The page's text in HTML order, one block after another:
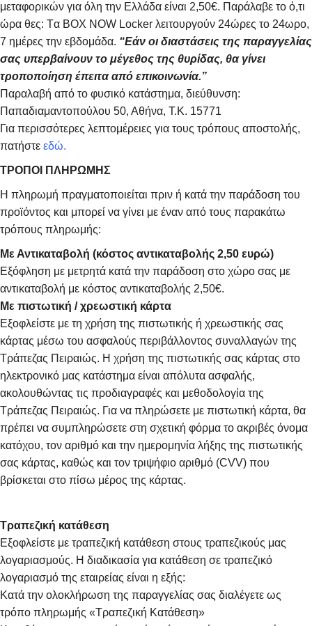
μεταφορικών για όλη την Ελλάδα είναι 2,50€. Παράλαβε το ό,τι
ώρα θες: Tα ΒΟΧ ΝΟW Locker λειτουργούν 24ώρες το 24ωρο,
7 ημέρες την εβδομάδα. “Εάν οι διαστάσεις της παραγγελίας
σας υπερβαίνουν το μέγεθος της θυρίδας, θα γίνει
τροποποίηση έπειτα από επικοινωνία.”
Παραλαβή από το φυσικό κατάστημα, διεύθυνση:
Παπαδιαμαντοπούλου 50, Αθήνα, Τ.Κ. 15771
Για περισσότερες λεπτομέρειες για τους τρόπους αποστολής,
πατήστε εδώ.
ΤΡΟΠΟΙ ΠΛΗΡΩΜΗΣ
Η πληρωμή πραγματοποιείται πριν ή κατά την παράδοση του
προϊόντος και μπορεί να γίνει με έναν από τους παρακάτω
τρόπους πληρωμής:
Με Αντικαταβολή (κόστος αντικαταβολής 2,50 ευρώ)
Εξόφληση με μετρητά κατά την παράδοση στο χώρο σας με
αντικαταβολή με κόστος αντικαταβολής 2,50€.
Με πιστωτική / χρεωστική κάρτα
Εξοφλείστε με τη χρήση της πιστωτικής ή χρεωστικής σας
κάρτας μέσω του ασφαλούς περιβάλλοντος συναλλαγών της
Τράπεζας Πειραιώς. Η χρήση της πιστωτικής σας κάρτας στο
ηλεκτρονικό μας κατάστημα είναι απόλυτα ασφαλής,
ακολουθώντας τις προδιαγραφές και μεθοδολογία της
Τράπεζας Πειραιώς. Για να πληρώσετε με πιστωτική κάρτα, θα
πρέπει να συμπληρώσετε στη σχετική φόρμα το ακριβές όνομα
κατόχου, τον αριθμό και την ημερομηνία λήξης της πιστωτικής
σας κάρτας, καθώς και τον τριψήφιο αριθμό (CVV) που
βρίσκεται στο πίσω μέρος της κάρτας.
Τραπεζική κατάθεση
Εξοφλείστε με τραπεζική κατάθεση στους τραπεζικούς μας
λογαριασμούς. Η διαδικασία για κατάθεση σε τραπεζικό
λογαριασμό της εταιρείας είναι η εξής:
Κατά την ολοκλήρωση της παραγγελίας σας διαλέγετε ως
τρόπο πληρωμής «Τραπεζική Κατάθεση»